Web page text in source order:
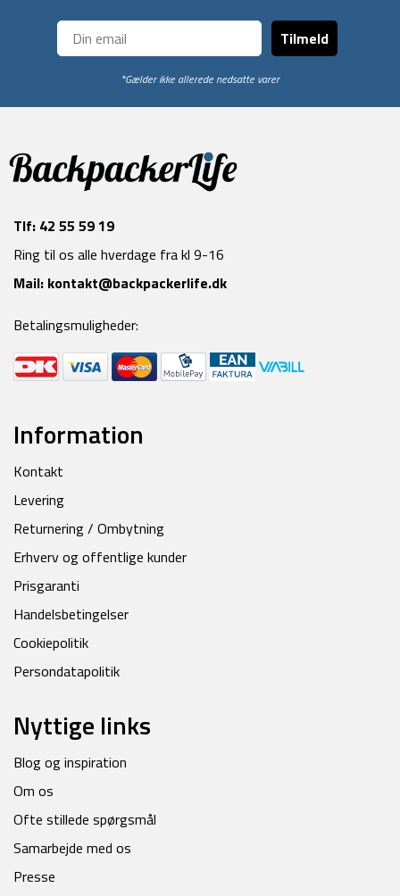
Tilmeld
*Gælder ikke allerede nedsatte varer
Tlf: 42 55 59 19
Ring til os alle hverdage fra kl 9-16
Mail: kontakt@backpackerlife.dk
Betalingsmuligheder:
Information
Kontakt
Levering
Returnering / Ombytning
Erhverv og offentlige kunder
Prisgaranti
Handelsbetingelser
Cookiepolitik
Persondatapolitik
Nyttige links
Blog og inspiration
Om os
Ofte stillede spørgsmål
Samarbejde med os
Presse